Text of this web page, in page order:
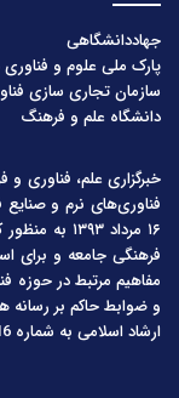
جهاددانشگاهی
پارک ملی علوم و
سازمان تجاری سازی
دانشگاه علم و فرهنگ
خبرگزاری علم، فناوری
فناوری‌های نرم و
۱۶ مرداد
فرهنگی جامعه و برای
مفاهیم مرتبط در
و ضوابط حاکم بر
ارشاد اسلامی به شماره 70016 فعالیت خود را آغاز کرده است.